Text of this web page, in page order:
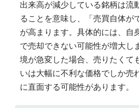
出来高が減少している銘柄は流
ることを意味し、「売買自体が
が高まります。具体的には、自
で売却できない可能性が増大し
境が急変した場合、売りたくて
いは大幅に不利な価格でしか売
に直面する可能性があります。